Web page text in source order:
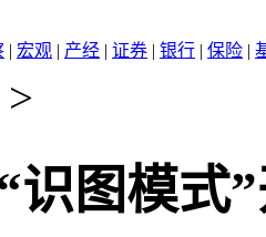
| 宏观 | 产经 | 证券 | 银行 | 保险 |
>
识图模式